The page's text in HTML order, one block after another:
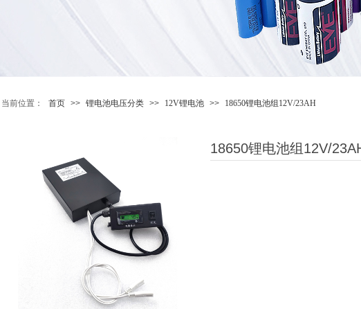
首页 >> 锂电池电压分类 >> 12V锂电池 >> 18650锂电池组12V/23AH
当前位置：
18650锂电池组12V/